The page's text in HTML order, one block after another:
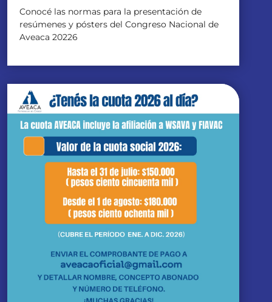
Conocé las normas para la presentación de
resúmenes y pósters del Congreso Nacional de
Aveaca 20226